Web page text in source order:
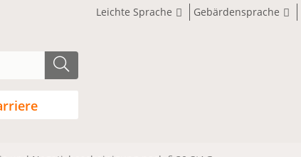
Leichte Sprache Gebärdensprache